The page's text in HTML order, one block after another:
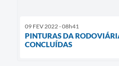
09 FEV 2022 - 08h41
PINTURAS DA
CONCLUÍDAS